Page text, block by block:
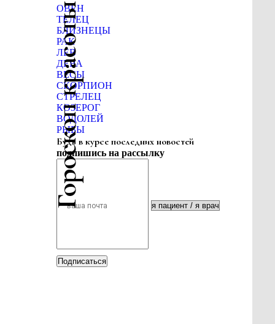
Гороскоп красоты
ОВЕН
ТЕЛЕЦ
БЛИЗНЕЦЫ
РАК
ЛЕВ
ДЕВА
ВЕСЫ
СКОРПИОН
СТРЕЛЕЦ
КОЗЕРОГ
ВОДОЛЕЙ
РЫБЫ
Будь в курсе последних новостей
подпишись на рассылку
Подписаться